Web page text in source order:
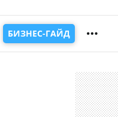
БИЗНЕС-ГАЙД